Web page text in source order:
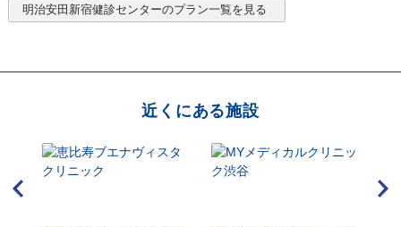
明治安田新宿健診センターのプラン一覧を見る
近くにある施設